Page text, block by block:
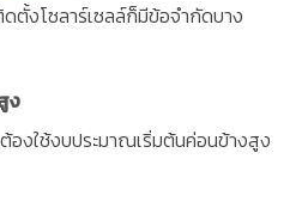
ตั้งโซลาร์เซลล์ก็มีข้อจำกัดบาง
ง
ต้องใช้งบประมาณเริ่มต้นค่อนข้างสูง